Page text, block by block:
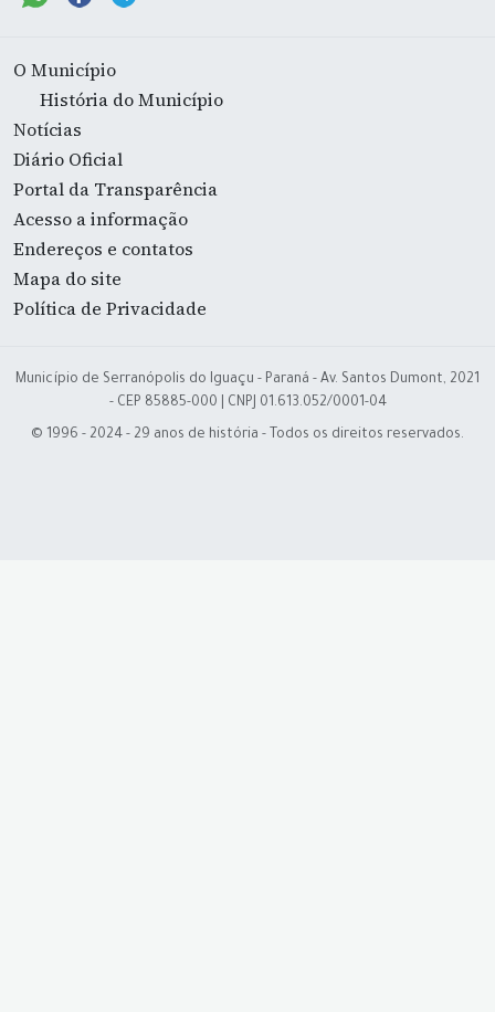
O Município
História do Município
Notícias
Diário Oficial
Portal da Transparência
Acesso a informação
Endereços e contatos
Mapa do site
Política de Privacidade
Município de Serranópolis do Iguaçu - Paraná - Av. Santos Dumont, 2021
- CEP 85885-000 | CNPJ 01.613.052/0001-04
© 1996 - 2024 - 29 anos de história - Todos os direitos reservados.